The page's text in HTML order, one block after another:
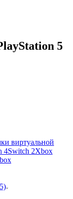
5
виртуальной
4Switch 2Xbox